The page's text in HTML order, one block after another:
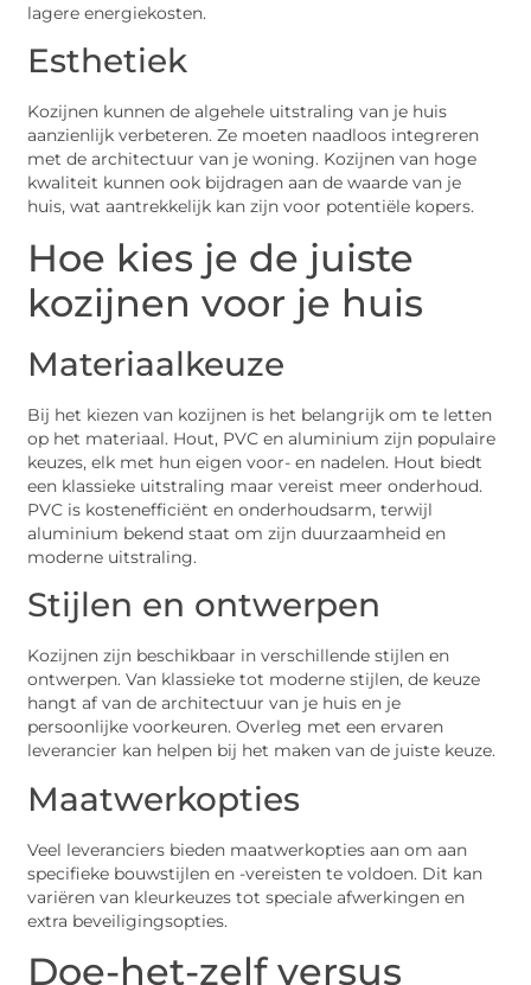
lagere energiekosten.
Esthetiek
Kozijnen kunnen de algehele uitstraling van je huis
aanzienlijk verbeteren. Ze moeten naadloos integreren
met de architectuur van je woning. Kozijnen van hoge
kwaliteit kunnen ook bijdragen aan de waarde van je
huis, wat aantrekkelijk kan zijn voor potentiële kopers.
Hoe kies je de juiste
kozijnen voor je huis
Materiaalkeuze
Bij het kiezen van kozijnen is het belangrijk om te letten
op het materiaal. Hout, PVC en aluminium zijn populaire
keuzes, elk met hun eigen voor- en nadelen. Hout biedt
een klassieke uitstraling maar vereist meer onderhoud.
PVC is kostenefficiënt en onderhoudsarm, terwijl
aluminium bekend staat om zijn duurzaamheid en
moderne uitstraling.
Stijlen en ontwerpen
Kozijnen zijn beschikbaar in verschillende stijlen en
ontwerpen. Van klassieke tot moderne stijlen, de keuze
hangt af van de architectuur van je huis en je
persoonlijke voorkeuren. Overleg met een ervaren
leverancier kan helpen bij het maken van de juiste keuze.
Maatwerkopties
Veel leveranciers bieden maatwerkopties aan om aan
specifieke bouwstijlen en -vereisten te voldoen. Dit kan
variëren van kleurkeuzes tot speciale afwerkingen en
extra beveiligingsopties.
Doe-het-zelf versus